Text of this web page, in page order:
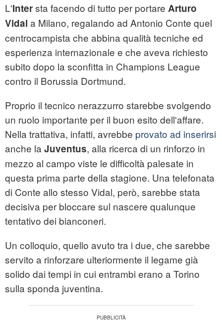
L'Intersta facendo di tutto per portare Arturo
Vidal a Milano, regalando ad Antonio Conte quel
centrocampista che abbina qualità tecniche ed
esperienza internazionale e che aveva richiesto
subito dopo la sconfitta in Champions League
contro il Borussia Dortmund.
Proprio il tecnico nerazzurro starebbe svolgendo
un ruolo importante per il buon esito dell'affare.
Nella trattativa, infatti, avrebbe provato ad inserirsi
anche la Juventus, alla ricerca di un rinforzo in
mezzo al campo viste le difficoltà palesate in
questa prima parte della stagione. Una telefonata
di Conte allo stesso Vidal, però, sarebbe stata
decisiva per bloccare sul nascere qualunque
tentativo dei bianconeri.
Un colloquio, quello avuto tra i due, che sarebbe
servito a rinforzare ulteriormente il legame già
solido dai tempi in cui entrambi erano a Torino
sulla sponda juventina.